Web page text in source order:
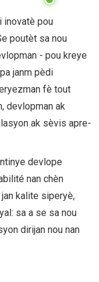
inovatè pou
poutèt sa nou
- pou kreye
janm pèdi
fè tout
devlopman ak
ak sèvis apre-
devlope
nan chèn
kalite siperyè,
sa a se sa nou
dirijan nou nan